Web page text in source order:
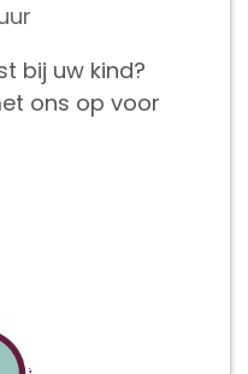
bij uw kind?
ons op voor